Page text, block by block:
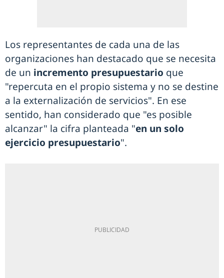
Los representantes de cada una de las
organizaciones han destacado que se necesita
de un incremento presupuestario que
"repercuta en el propio sistema y no se destine
a la externalización de servicios". En ese
sentido, han considerado que "es posible
alcanzar" la cifra planteada "en un solo
ejercicio presupuestario".